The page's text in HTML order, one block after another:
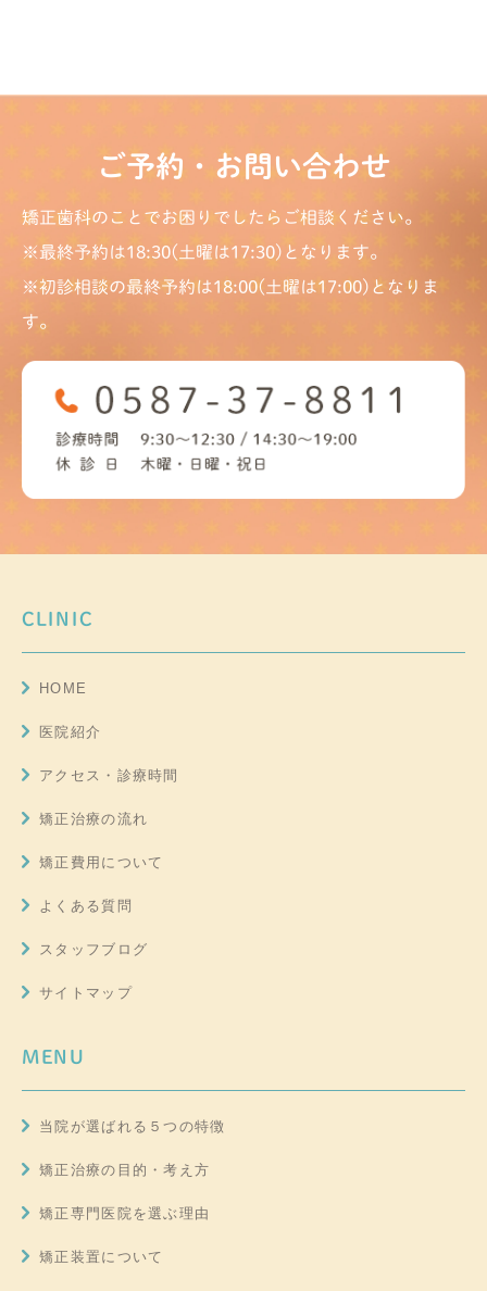
ご予約・お問い合わせ
矯正歯科のことでお困りでしたらご相談ください。
※最終予約は18:30(土曜は17:30)となります。
※初診相談の最終予約は18:00(土曜は17:00)となりま
す。
CLINIC
HOME
医院紹介
アクセス・診療時間
矯正治療の流れ
矯正費用について
よくある質問
スタッフブログ
サイトマップ
MENU
当院が選ばれる５つの特徴
矯正治療の目的・考え方
矯正専門医院を選ぶ理由
矯正装置について